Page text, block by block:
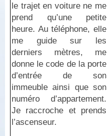
le trajet en voiture ne me
prend qu’une petite
heure. Au téléphone, elle
me guide sur les
derniers mètres, me
donne le code de la porte
d’entrée de son
immeuble ainsi que son
numéro d’appartement.
Je raccroche et prends
l’ascenseur.